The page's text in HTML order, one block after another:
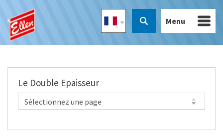
Menu
Le Double Epaisseur